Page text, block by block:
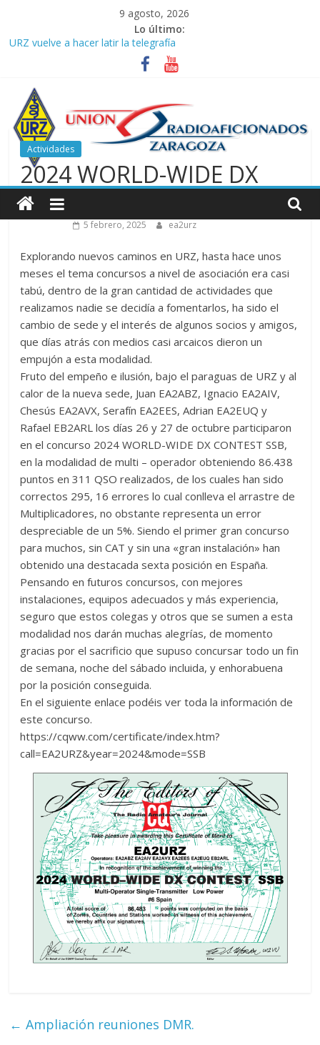
contenido
9 agosto, 2026
Lo último:
URZ vuelve a hacer latir la telegrafía
Verano, radio y buenas ondas: ideas para seguir disfrutando de
Promoción de Verano ICOM en Promodis Telecom
Nueva ubicación de la Jefatura Provincial de Inspección de las
Telecomunicaciones de Zaragoza. Información de interés para
los radioaficionados
La cantera de URZ vuelve a hacerse escuchar en el YOTA
Contest
Unión
de
Radioaficionados
de
Zaragoza
URZ
Actividades
2024 WORLD-WIDE DX
5 febrero, 2025 ea2urz
Explorando nuevos caminos en URZ, hasta hace unos
meses el tema concursos a nivel de asociación era casi
tabú, dentro de la gran cantidad de actividades que
realizamos nadie se decidía a fomentarlos, ha sido el
cambio de sede y el interés de algunos socios y amigos,
que días atrás con medios casi arcaicos dieron un
empujón a esta modalidad.
Fruto del empeño e ilusión, bajo el paraguas de URZ y al
calor de la nueva sede, Juan EA2ABZ, Ignacio EA2AIV,
Chesús EA2AVX, Serafín EA2EES, Adrian EA2EUQ y
Rafael EB2ARL los días 26 y 27 de octubre participaron
en el concurso 2024 WORLD-WIDE DX CONTEST SSB,
en la modalidad de multi – operador obteniendo 86.438
puntos en 311 QSO realizados, de los cuales han sido
correctos 295, 16 errores lo cual conlleva el arrastre de
Multiplicadores, no obstante representa un error
despreciable de un 5%. Siendo el primer gran concurso
para muchos, sin CAT y sin una «gran instalación» han
obtenido una destacada sexta posición en España.
Pensando en futuros concursos, con mejores
instalaciones, equipos adecuados y más experiencia,
seguro que estos colegas y otros que se sumen a esta
modalidad nos darán muchas alegrías, de momento
gracias por el sacrificio que supuso concursar todo un fin
de semana, noche del sábado incluida, y enhorabuena
por la posición conseguida.
En el siguiente enlace podéis ver toda la información de
este concurso.
https://cqww.com/certificate/index.htm?
call=EA2URZ&year=2024&mode=SSB
← Ampliación reuniones DMR.